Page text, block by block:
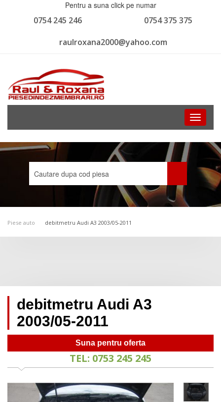
Pentru a suna click pe numar
0754 375 375
0754 245 246
raulroxana2000@yahoo.com
Toggle
Piese auto debitmetru Audi A3 2003/05-2011
debitmetru Audi A3
2003/05-2011
Suna pentru oferta
TEL: 0753 245 245